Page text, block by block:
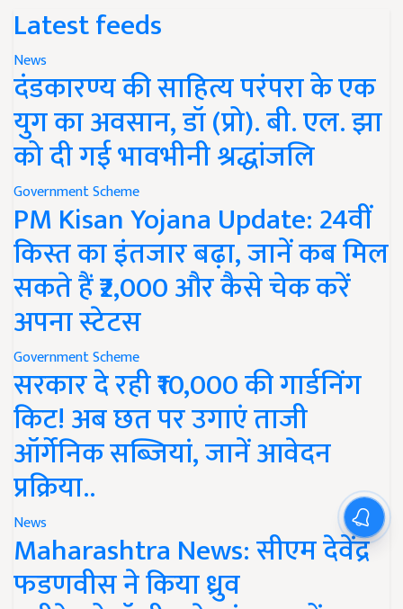
Latest feeds
News
दंडकारण्य की साहित्य परंपरा के एक
युग का अवसान, डॉ (प्रो). बी. एल. झा
को दी गई भावभीनी श्रद्धांजलि
Government Scheme
PM Kisan Yojana Update: 24वीं
किस्त का इंतजार बढ़ा, जानें कब मिल
सकते हैं ₹2,000 और कैसे चेक करें
अपना स्टेटस
Government Scheme
सरकार दे रही ₹10,000 की गार्डनिंग
किट! अब छत पर उगाएं ताजी
ऑर्गेनिक सब्जियां, जानें आवेदन
प्रक्रिया..
News
Maharashtra News: सीएम देवेंद्र
फडणवीस ने किया ध्रुव